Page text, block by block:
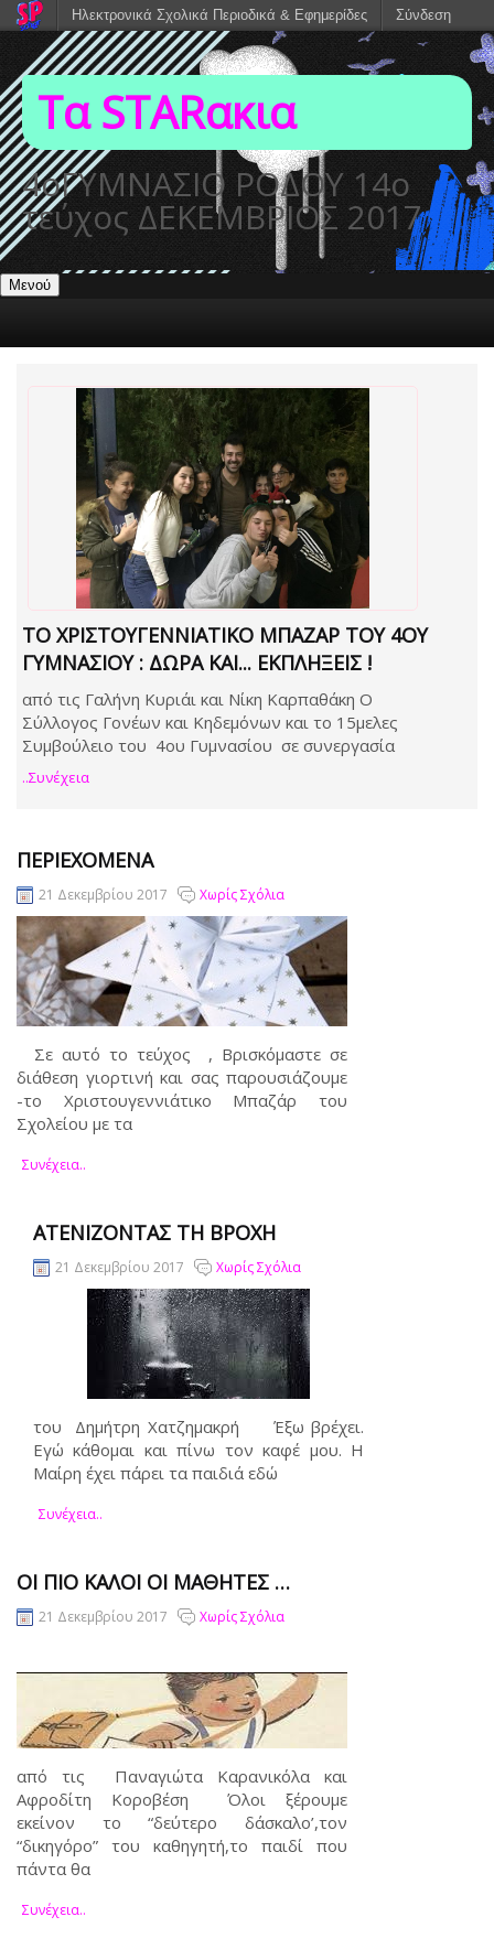
Τα STARακια
4οΓΥΜΝΑΣΙΟ ΡΟΔΟΥ 14ο
τεύχος ΔΕΚΕΜΒΡΙΟΣ 2017
Μενού
TO ΧΡΙΣΤΟΥΓΕΝΝΙΆΤΙΚΟ ΜΠΑΖΆΡ ΤΟΥ 4ΟΥ
ΓΥΜΝΑΣΊΟΥ : ΔΏΡΑ ΚΑΙ... ΕΚΠΛΉΞΕΙΣ !
από τις Γαλήνη Κυριάι και Νίκη Καρπαθάκη Ο
Σύλλογος Γονέων και Κηδεμόνων και το 15μελες
Συμβούλειο του 4ου Γυμνασίου σε συνεργασία
..συνέχεια
ΠΕΡΙΕΧΟΜΕΝΑ
21 Δεκεμβρίου 2017 Χωρίς Σχόλια
Σε αυτό το τεύχος , Βρισκόμαστε σε
διάθεση γιορτινή και σας παρουσιάζουμε
-το Χριστουγεννιάτικο Μπαζάρ του
Σχολείου με τα
Συνέχεια..
ΑΤΕΝΊΖΟΝΤΑΣ ΤΗ ΒΡΟΧΉ
21 Δεκεμβρίου 2017 Χωρίς Σχόλια
του Δημήτρη Χατζημακρή Έξω βρέχει.
Εγώ κάθομαι και πίνω τον καφέ μου. Η
Μαίρη έχει πάρει τα παιδιά εδώ
Συνέχεια..
ΟΙ ΠΙΟ ΚΑΛΟΊ ΟΙ ΜΑΘΗΤΈΣ …
21 Δεκεμβρίου 2017 Χωρίς Σχόλια
από τις Παναγιώτα Καρανικόλα και
Αφροδίτη Κοροβέση Όλοι ξέρουμε
εκείνον το “δεύτερο δάσκαλο’,τον
“δικηγόρο” του καθηγητή,το παιδί που
πάντα θα
Συνέχεια..
Ηλεκτρονικά Σχολικά Περιοδικά & Εφημερίδες Σύνδεση